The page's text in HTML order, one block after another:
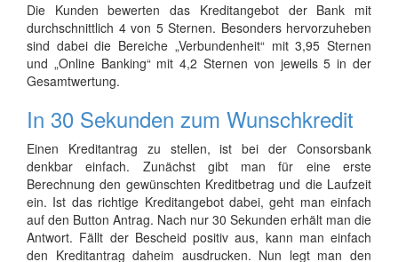
Die Kunden bewerten das Kreditangebot der Bank mit
durchschnittlich 4 von 5 Sternen. Besonders hervorzuheben
sind dabei die Bereiche „Verbundenheit“ mit 3,95 Sternen
und „Online Banking“ mit 4,2 Sternen von jeweils 5 in der
Gesamtwertung.
In 30 Sekunden zum Wunschkredit
Einen Kreditantrag zu stellen, ist bei der Consorsbank
denkbar einfach. Zunächst gibt man für eine erste
Berechnung den gewünschten Kreditbetrag und die Laufzeit
ein. Ist das richtige Kreditangebot dabei, geht man einfach
auf den Button Antrag. Nach nur 30 Sekunden erhält man die
Antwort. Fällt der Bescheid positiv aus, kann man einfach
den Kreditantrag daheim ausdrucken. Nun legt man den